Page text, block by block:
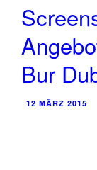
Bur
12 MÄRZ 2015